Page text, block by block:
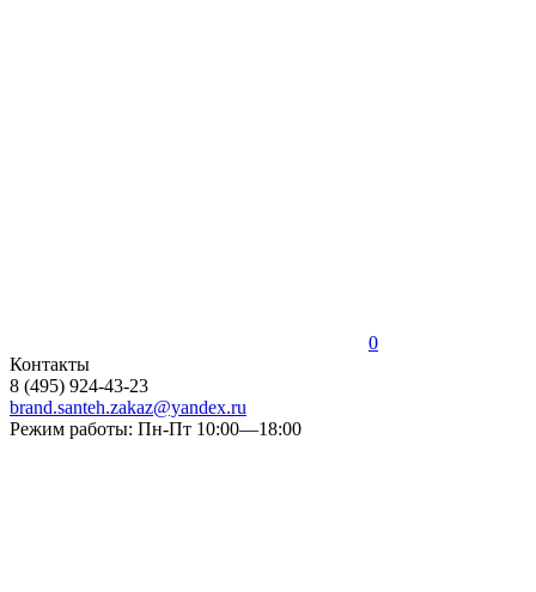
0
Контакты
8 (495) 924-43-23
brand.santeh.zakaz@yandex.ru
Режим работы: Пн-Пт 10:00—18:00